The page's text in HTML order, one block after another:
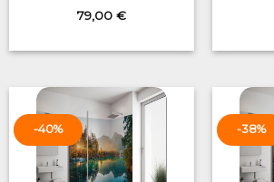
79,00 €
-40% -38%